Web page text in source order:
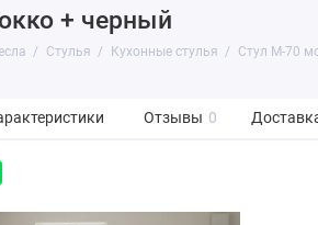
+ черный
Стулья Кухонные стулья Стул M-70
Отзывы 0